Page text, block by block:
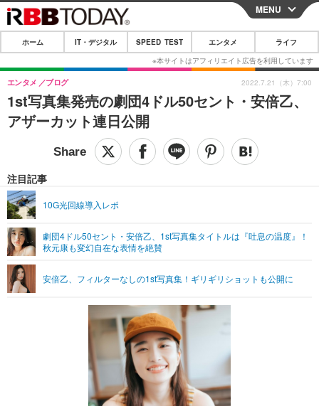
CLOSE
ホーム
IT・デジタル
IT・デジタルTOP スマートフォン
ショッピング その他
SPEED TEST
エンタメTOP 映画・ドラマ
グラビア
ショッピング その他
ライフTOP
その他
リリース一覧
プッシュ通知の停止方法
MENU
ホーム IT・デジタル SPEED TEST エンタメ ライフ
1st写真集発売の劇団4ドル50セント・安倍乙、
アザーカット連日公開
エンタメ ブログ
注目記事
10G光回線導入レポ
劇団4ドル50セント・安倍乙、1st写真集タイトルは『吐息の温度』！
秋元康も変幻自在な表情を絶賛
安倍乙、フィルターなしの1st写真集！ギリギリショットも公開に
2022.7.21（木）7:00